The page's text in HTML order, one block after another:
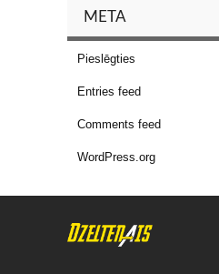
META
Pieslēgties
Entries feed
Comments feed
WordPress.org